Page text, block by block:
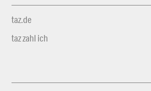
taz.de
taz zahl ich